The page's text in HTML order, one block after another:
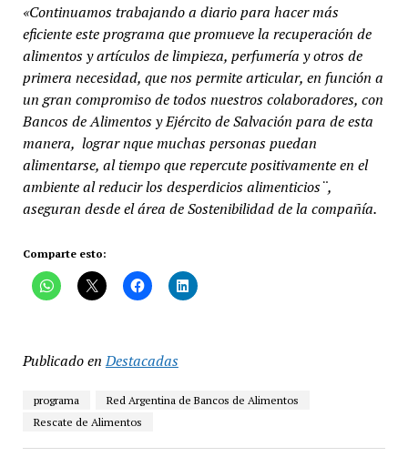
«Continuamos trabajando a diario para hacer más
eficiente este programa que promueve la recuperación de
alimentos y artículos de limpieza, perfumería y otros de
primera necesidad, que nos permite articular, en función a
un gran compromiso de todos nuestros colaboradores, con
Bancos de Alimentos y Ejército de Salvación para de esta
manera, lograr nque muchas personas puedan
alimentarse, al tiempo que repercute positivamente en el
ambiente al reducir los desperdicios alimenticios¨,
aseguran desde el área de Sostenibilidad de la compañía.
Comparte esto:
Publicado en Destacadas
programa
Red Argentina de Bancos de Alimentos
Rescate de Alimentos